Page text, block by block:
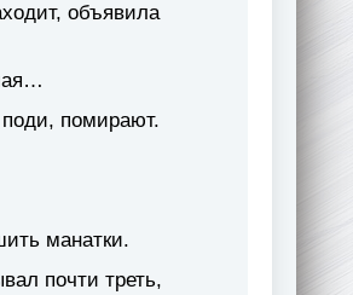
объявила
помирают.
манатки.
почти треть,